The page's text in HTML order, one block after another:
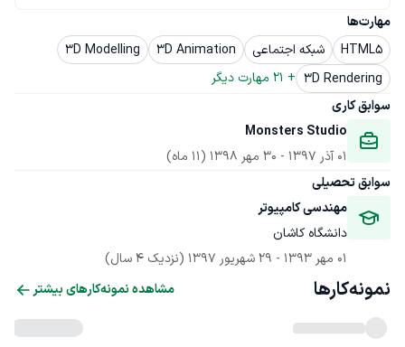
مهارت‌ها
HTML5
شبکه اجتماعی 3D Animation
3D Modelling
3D Rendering
+
21 مهارت دیگر
سوابق کاری
Monsters Studio
01 آذر 1397
- 30 مهر 1398
(11 ماه)
سوابق تحصیلی
مهندسی کامپیوتر
دانشگاه کاشان
01 مهر 1393
- 29 شهریور 1397 (نزدیک 4 سال)
نمونه‌کارها مشاهده نمونه‌کارهای بیشتر